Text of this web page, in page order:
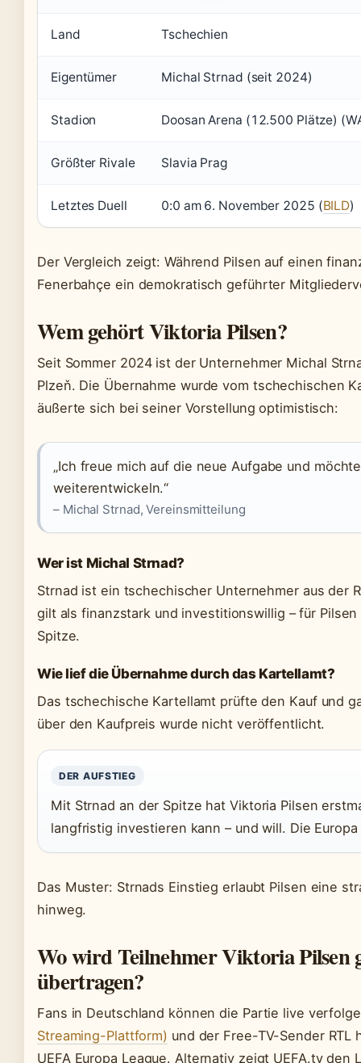
Land Tschechien
Eigentümer Michal Strnad (seit 2024)
Stadion Doosan Arena (12.500 Plätze)
Größter Rivale Slavia Prag
Letztes Duell 0:0 am 6. November 2025 (BILD)
Der Vergleich zeigt: Während Pilsen auf einen
Fenerbahçe ein demokratisch geführter
Wem gehört Viktoria Pilsen?
Seit Sommer 2024 ist der Unternehmer Michal
Plzeň. Die Übernahme wurde vom tschechischen
äußerte sich bei seiner Vorstellung optimistisch:
„Ich freue mich auf die neue Aufgabe und
weiterentwickeln.“
– Michal Strnad, Vereinsmitteilung
Wer ist Michal Strnad?
Strnad ist ein tschechischer Unternehmer aus der
gilt als finanzstark und investitionswillig – für
Spitze.
Wie lief die Übernahme durch das Kartellamt?
Das tschechische Kartellamt prüfte den Kauf und
über den Kaufpreis wurde nicht veröffentlicht.
DER AUFSTIEG
Mit Strnad an der Spitze hat Viktoria Pilsen
langfristig investieren kann – und will. Die
Das Muster: Strnads Einstieg erlaubt Pilsen eine
hinweg.
Wo wird Teilnehmer Viktoria Pilsen
übertragen?
Fans in Deutschland können die Partie live
Streaming-Plattform) und der Free-TV-Sender
UEFA Europa League. Alternativ zeigt UEFA.tv den